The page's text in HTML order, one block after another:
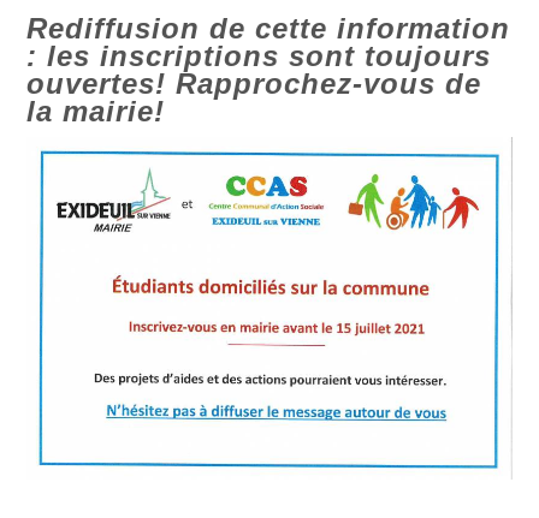
Rediffusion de cette information
: les inscriptions sont toujours
ouvertes! Rapprochez-vous de
la mairie!